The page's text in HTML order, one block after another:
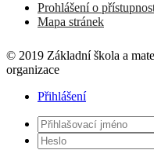
Prohlášení o
Mapa stránek
© 2019 Základní škola a
organizace
Přihlášení